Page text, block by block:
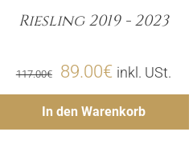
Riesling 2019 - 2023
117.00€
Ursprünglicher
Preis
war:
89.00€Aktueller
Preis
ist:
inkl. USt.
In den Warenkorb
Hinzufügen